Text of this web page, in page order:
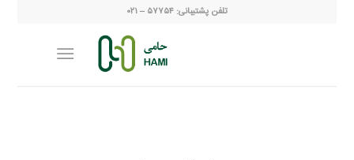
تلفن پشتیبانی: ۵۷۷۵۴ – ۰۲۱